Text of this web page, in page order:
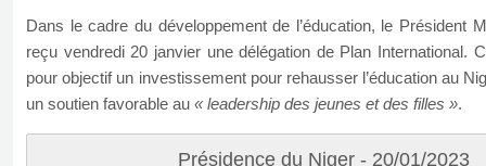
Dans le cadre du développement de l’éducation, le Président
reçu vendredi 20 janvier une délégation de Plan International.
pour objectif un investissement pour rehausser l’éducation au
un soutien favorable au « leadership des jeunes et des filles ».
Présidence du Niger - 20/01/2023